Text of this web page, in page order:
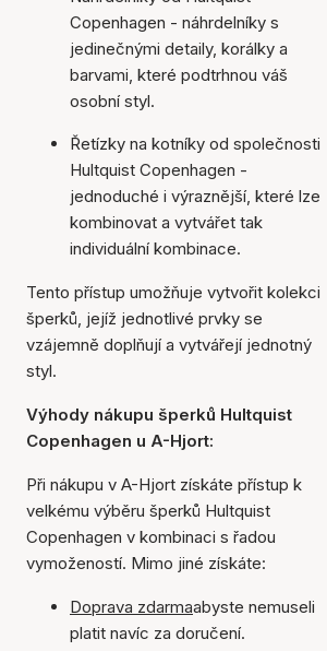
Copenhagen - náhrdelníky s
jedinečnými detaily, korálky a
barvami, které podtrhnou váš
osobní styl.
Řetízky na kotníky od společnosti
Hultquist Copenhagen -
jednoduché i výraznější, které lze
kombinovat a vytvářet tak
individuální kombinace.
Tento přístup umožňuje vytvořit kolekci
šperků, jejíž jednotlivé prvky se
vzájemně doplňují a vytvářejí jednotný
styl.
Výhody nákupu šperků Hultquist
Copenhagen u A-Hjort:
Při nákupu v A-Hjort získáte přístup k
velkému výběru šperků Hultquist
Copenhagen v kombinaci s řadou
vymožeností. Mimo jiné získáte:
Doprava zdarmaabyste nemuseli
platit navíc za doručení.